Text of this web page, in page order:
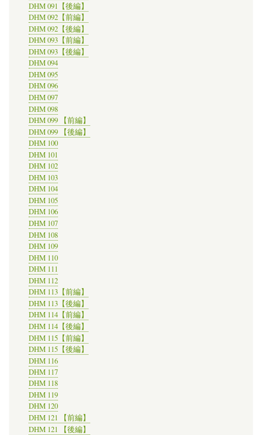
DHM 091【後編】
DHM 092【前編】
DHM 092【後編】
DHM 093【前編】
DHM 093【後編】
DHM 094
DHM 095
DHM 096
DHM 097
DHM 098
DHM 099 【前編】
DHM 099 【後編】
DHM 100
DHM 101
DHM 102
DHM 103
DHM 104
DHM 105
DHM 106
DHM 107
DHM 108
DHM 109
DHM 110
DHM 111
DHM 112
DHM 113【前編】
DHM 113【後編】
DHM 114【前編】
DHM 114【後編】
DHM 115【前編】
DHM 115【後編】
DHM 116
DHM 117
DHM 118
DHM 119
DHM 120
DHM 121 【前編】
DHM 121 【後編】